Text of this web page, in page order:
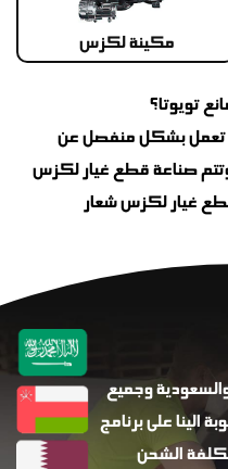
مكينة لكزس
تويوتا؟
تعمل بشكل منفصل عن
وتتم صناعة قطع غيار لكزس
غيار لكزس شعار
وجميع
الينا على برنامج
الشحن